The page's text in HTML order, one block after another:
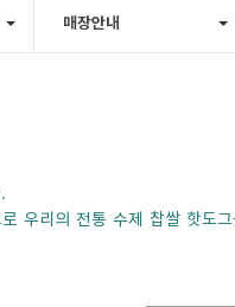
매장안내
우리의 전통 수제 찹쌀 핫도